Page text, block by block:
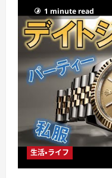
1 minute read
生活・ライフ